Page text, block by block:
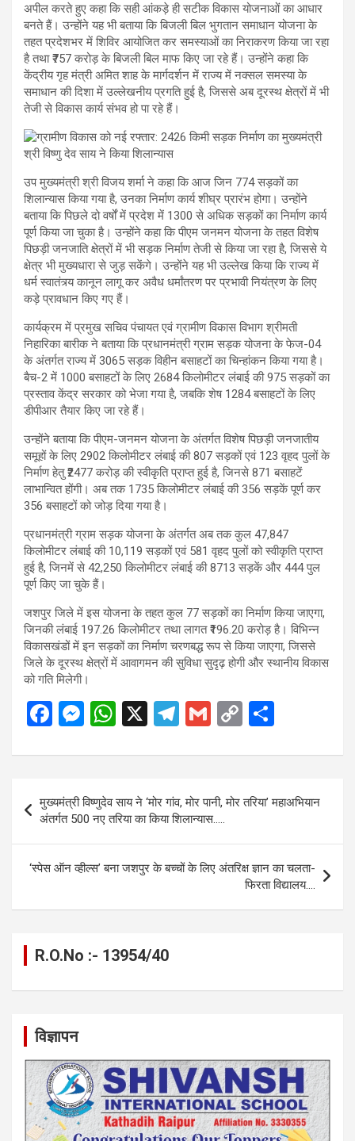
अपील करते हुए कहा कि सही आंकड़े ही सटीक विकास योजनाओं का आधार
बनते हैं। उन्होंने यह भी बताया कि बिजली बिल भुगतान समाधान योजना के
तहत प्रदेशभर में शिविर आयोजित कर समस्याओं का निराकरण किया जा रहा
है तथा ₹757 करोड़ के बिजली बिल माफ किए जा रहे हैं। उन्होंने कहा कि
केंद्रीय गृह मंत्री अमित शाह के मार्गदर्शन में राज्य में नक्सल समस्या के
समाधान की दिशा में उल्लेखनीय प्रगति हुई है, जिससे अब दूरस्थ क्षेत्रों में भी
तेजी से विकास कार्य संभव हो पा रहे हैं।
उप मुख्यमंत्री श्री विजय शर्मा ने कहा कि आज जिन 774 सड़कों का
शिलान्यास किया गया है, उनका निर्माण कार्य शीघ्र प्रारंभ होगा। उन्होंने
बताया कि पिछले दो वर्षों में प्रदेश में 1300 से अधिक सड़कों का निर्माण कार्य
पूर्ण किया जा चुका है। उन्होंने कहा कि पीएम जनमन योजना के तहत विशेष
पिछड़ी जनजाति क्षेत्रों में भी सड़क निर्माण तेजी से किया जा रहा है, जिससे ये
क्षेत्र भी मुख्यधारा से जुड़ सकेंगे। उन्होंने यह भी उल्लेख किया कि राज्य में
धर्म स्वातंत्र्य कानून लागू कर अवैध धर्मांतरण पर प्रभावी नियंत्रण के लिए
कड़े प्रावधान किए गए हैं।
कार्यक्रम में प्रमुख सचिव पंचायत एवं ग्रामीण विकास विभाग श्रीमती
निहारिका बारीक ने बताया कि प्रधानमंत्री ग्राम सड़क योजना के फेज-04
के अंतर्गत राज्य में 3065 सड़क विहीन बसाहटों का चिन्हांकन किया गया है।
बैच-2 में 1000 बसाहटों के लिए 2684 किलोमीटर लंबाई की 975 सड़कों का
प्रस्ताव केंद्र सरकार को भेजा गया है, जबकि शेष 1284 बसाहटों के लिए
डीपीआर तैयार किए जा रहे हैं।
उन्होंने बताया कि पीएम-जनमन योजना के अंतर्गत विशेष पिछड़ी जनजातीय
समूहों के लिए 2902 किलोमीटर लंबाई की 807 सड़कों एवं 123 वृहद पुलों के
निर्माण हेतु ₹2477 करोड़ की स्वीकृति प्राप्त हुई है, जिनसे 871 बसाहटें
लाभान्वित होंगी। अब तक 1735 किलोमीटर लंबाई की 356 सड़कें पूर्ण कर
356 बसाहटों को जोड़ दिया गया है।
प्रधानमंत्री ग्राम सड़क योजना के अंतर्गत अब तक कुल 47,847
किलोमीटर लंबाई की 10,119 सड़कों एवं 581 वृहद पुलों को स्वीकृति प्राप्त
हुई है, जिनमें से 42,250 किलोमीटर लंबाई की 8713 सड़कें और 444 पुल
पूर्ण किए जा चुके हैं।
जशपुर जिले में इस योजना के तहत कुल 77 सड़कों का निर्माण किया जाएगा,
जिनकी लंबाई 197.26 किलोमीटर तथा लागत ₹196.20 करोड़ है। विभिन्न
विकासखंडों में इन सड़कों का निर्माण चरणबद्ध रूप से किया जाएगा, जिससे
जिले के दूरस्थ क्षेत्रों में आवागमन की सुविधा सुदृढ़ होगी और स्थानीय विकास
को गति मिलेगी।
F
ce
b
o
o
k
M
se
n
g
er
W
at
A
p
p
X
T
e
gr
a
m
G
ail
C
py
Li
n
k
ar
navigation
मुख्यमंत्री विष्णुदेव साय ने ‘मोर गांव, मोर पानी, मोर तरिया’ महाअभियान
अंतर्गत 500 नए तरिया का किया शिलान्यास…..
‘स्पेस ऑन व्हील्स’ बना जशपुर के बच्चों के लिए अंतरिक्ष ज्ञान का चलता-
फिरता विद्यालय….
R.O.No :- 13954/40
विज्ञापन